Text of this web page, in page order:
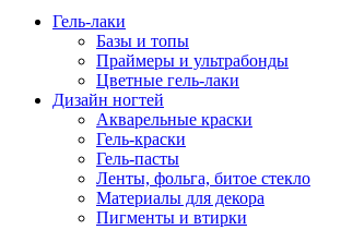
Гель-лаки
Базы и топы
Праймеры и ультрабонды
Цветные гель-лаки
Дизайн ногтей
Акварельные краски
Гель-краски
Гель-пасты
Ленты, фольга, битое стекло
Материалы для декора
Пигменты и втирки